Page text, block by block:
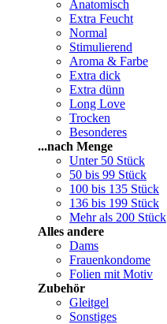
Anatomisch
Extra Feucht
Normal
Stimulierend
Aroma & Farbe
Extra dick
Extra dünn
Long Love
Trocken
Besonderes
...nach Menge
Unter 50 Stück
50 bis 99 Stück
100 bis 135 Stück
136 bis 199 Stück
Mehr als 200 Stück
Alles andere
Dams
Frauenkondome
Folien mit Motiv
Zubehör
Gleitgel
Sonstiges